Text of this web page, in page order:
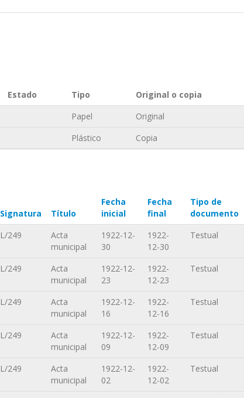
Estado Tipo Original o copia
Papel Original
Plástico Copia
Signatura Título
Fecha
inicial
Fecha
final
Tipo de
documento
L/249
Acta
municipal
1922-12-
30
1922-
12-30
Testual
L/249
Acta
municipal
1922-12-
23
1922-
12-23
Testual
L/249
Acta
municipal
1922-12-
16
1922-
12-16
Testual
L/249
Acta
municipal
1922-12-
09
1922-
12-09
Testual
L/249
Acta
municipal
1922-12-
02
1922-
12-02
Testual